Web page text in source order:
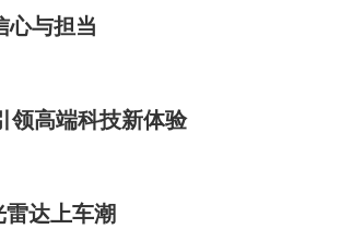
心与担当
领高端科技新体验
达上车潮